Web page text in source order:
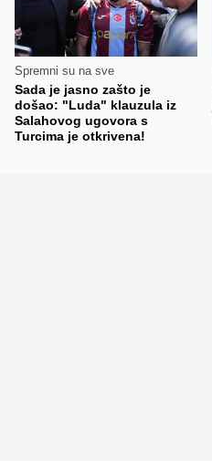
Spremni su na sve
Sada je jasno zašto je
došao: "Luda" klauzula iz
Salahovog ugovora s
Turcima je otkrivena!